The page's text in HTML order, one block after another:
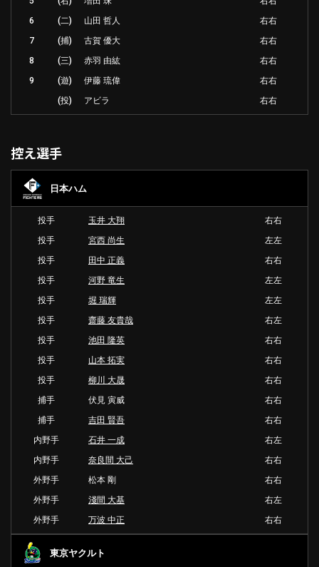
6
(二) 山田 哲人
右右
7
(捕) 古賀 優大
右右
8
(三) 赤羽 由紘
右右
9
(遊) 伊藤 琉偉
右右
(投)
アビラ 右右
控え選手
日本ハム
投手 玉井 大翔
右右
投手
宮西 尚生
左左
投手
田中 正義
右右
投手
河野 竜生
左左
投手
堀 瑞輝
左左
投手
齋藤 友貴哉
右左
投手
池田 隆英
右右
投手
山本 拓実
右右
投手
柳川 大晟
右右
捕手
伏見 寅威
右右
捕手
吉田 賢吾
右右
内野手
石井 一成
右左
内野手
奈良間 大己
右右
外野手
松本 剛
右右
外野手
淺間 大基
右左
外野手
万波 中正 右右
東京ヤクルト